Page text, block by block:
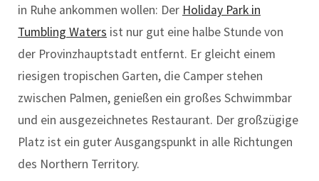
in Ruhe ankommen wollen: Der Holiday Park in
Tumbling Waters ist nur gut eine halbe Stunde von
der Provinzhauptstadt entfernt. Er gleicht einem
riesigen tropischen Garten, die Camper stehen
zwischen Palmen, genießen ein großes Schwimmbar
und ein ausgezeichnetes Restaurant. Der großzügige
Platz ist ein guter Ausgangspunkt in alle Richtungen
des Northern Territory.